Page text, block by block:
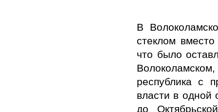
В
стеклом
что было
республика с
власти в одной
до